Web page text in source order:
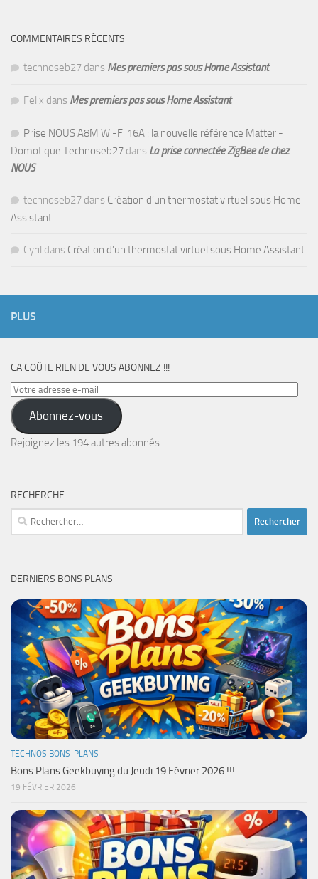
COMMENTAIRES RÉCENTS
technoseb27 dans Mes premiers pas sous Home Assistant
Felix dans Mes premiers pas sous Home Assistant
Prise NOUS A8M Wi-Fi 16A : la nouvelle référence Matter -
Domotique Technoseb27 dans La prise connectée ZigBee de chez
NOUS
technoseb27 dans Création d’un thermostat virtuel sous Home
Assistant
Cyril dans Création d’un thermostat virtuel sous Home Assistant
PLUS
CA COÛTE RIEN DE VOUS ABONNEZ !!!
Votre
adresse
e-
mail
Abonnez-vous
Rejoignez les 194 autres abonnés
RECHERCHE
Rechercher :
DERNIERS BONS PLANS
TECHNOS BONS-PLANS
Bons Plans Geekbuying du Jeudi 19 Février 2026 !!!
19 FÉVRIER 2026